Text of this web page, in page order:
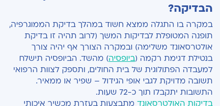
הבדיקה?
במקרה בו התגלה ממצא חשוד במהלך בדיקת הממוגרפיה,
תופנה המטופלת לבדיקות המשך (לרוב תהיה זו בדיקת
אולטרסאונד משלימה) ובמקרה הצורך אף יהיה צורך
בנטילת דגימת רקמה (ביופסיה) מהשד. הביופסיה תישלח
למעבדה הפתולוגית של בית החולים, ותספק לצוות הרפואי
תשובה מדויקת לגבי אופי הגידול – שפיר או ממאיר.
התשובות יתקבלו תוך כ-72 שעות.
בדיקות האולטרסאונד מתבצעות בעזרת מכשיר איכותי